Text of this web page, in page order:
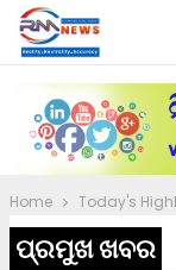
Home Today's
ପ୍ରମୁଖ ଖବର